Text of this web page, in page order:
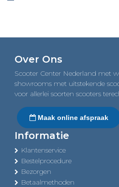
Over Ons
Scooter Center Nederland met
showrooms met uitstekende
voor allerlei soorten scooters
Maak online afspraak
Informatie
Klantenservice
Bestelprocedure
Bezorgen
Betaalmethoden